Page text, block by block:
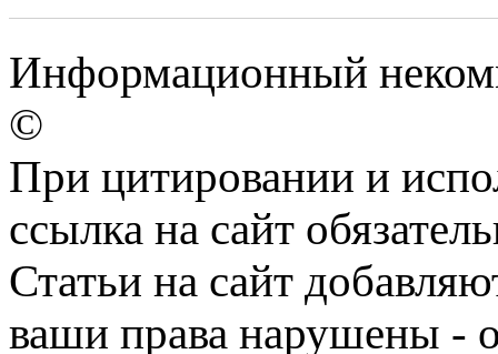
Информационный
©
При цитировании и
ссылка на сайт
Статьи на сайт
ваши права нарушены -